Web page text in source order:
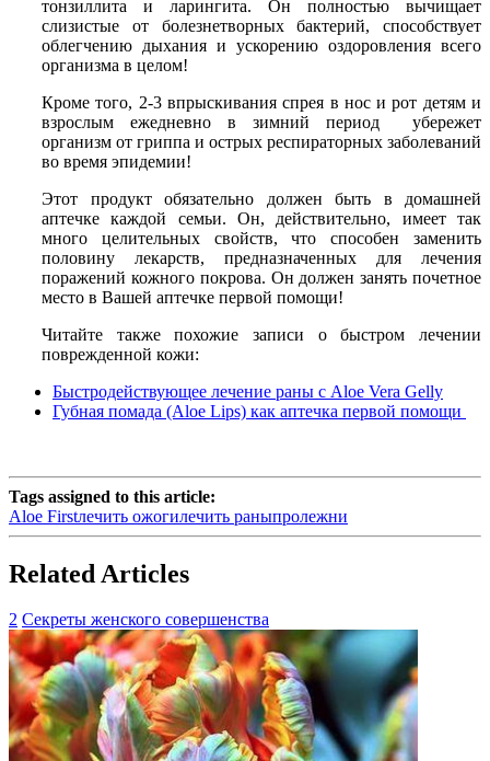
тонзиллита и ларингита. Он полностью вычищает
слизистые от болезнетворных бактерий, способствует
облегчению дыхания и ускорению оздоровления всего
организма в целом!
Кроме того, 2-3 впрыскивания спрея в нос и рот детям и
взрослым ежедневно в зимний период убережет
организм от гриппа и острых респираторных заболеваний
во время эпидемии!
Этот продукт обязательно должен быть в домашней
аптечке каждой семьи. Он, действительно, имеет так
много целительных свойств, что способен заменить
половину лекарств, предназначенных для лечения
поражений кожного покрова. Он должен занять почетное
место в Вашей аптечке первой помощи!
Читайте также похожие записи о быстром лечении
поврежденной кожи:
Быстродействующее лечение раны с Aloe Vera Gelly
Губная помада (Aloe Lips) как аптечка первой помощи
Tags assigned to this article:
Aloe Firstлечить ожогилечить раныпролежни
Related Articles
2 Секреты женского совершенства